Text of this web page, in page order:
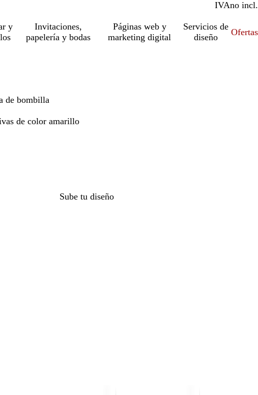
IVAincl.
no incl.
y
Invitaciones,
papelería y bodas
Páginas web y
marketing digital
Servicios de
diseño
Ofertas
de bombilla
de color amarillo
Sube tu diseño